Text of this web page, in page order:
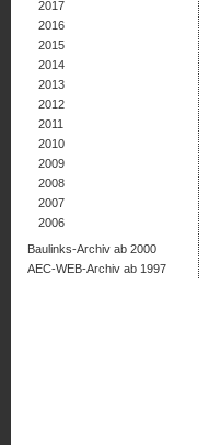
2017
2016
2015
2014
2013
2012
2011
2010
2009
2008
2007
2006
Baulinks-Archiv ab 2000
AEC-WEB-Archiv ab 1997